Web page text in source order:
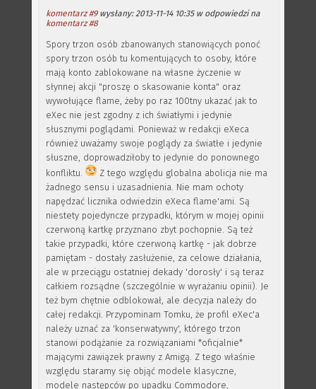
komentarz #9wysłany: 2013-11-14 10:35 w odpowiedzi na
komentarz #8
Spory trzon osób zbanowanych stanowiących ponoć
spory trzon osób tu komentujących to osoby, które
mają konto zablokowane na własne życzenie w
słynnej akcji "proszę o skasowanie konta" oraz
wywołujące flame, żeby po raz 100tny ukazać jak to
eXec nie jest zgodny z ich światłymi i jedynie
słusznymi poglądami. Ponieważ w redakcji eXeca
również uważamy swoje poglądy za światłe i jedynie
słuszne, doprowadziłoby to jedynie do ponownego
konfliktu.
Z tego względu globalna abolicja nie ma
żadnego sensu i uzasadnienia. Nie mam ochoty
napędzać licznika odwiedzin eXeca flame'ami. Są
niestety pojedyncze przypadki, którym w mojej opinii
czerwoną kartkę przyznano zbyt pochopnie. Są też
takie przypadki, które czerwoną kartkę - jak dobrze
pamiętam - dostały zasłużenie, za celowe działania,
ale w przeciągu ostatniej dekady 'dorosły' i są teraz
całkiem rozsądne (szczególnie w wyrażaniu opinii). Je
też bym chętnie odblokował, ale decyzja należy do
całej redakcji. Przypominam Tomku, że profil eXec'a
należy uznać za 'konserwatywny', którego trzon
stanowi podążanie za rozwiązaniami *oficjalnie*
mającymi zawiązek prawny z Amigą. Z tego właśnie
względu staramy się objąć modele klasyczne,
modele następców po upadku Commodore,